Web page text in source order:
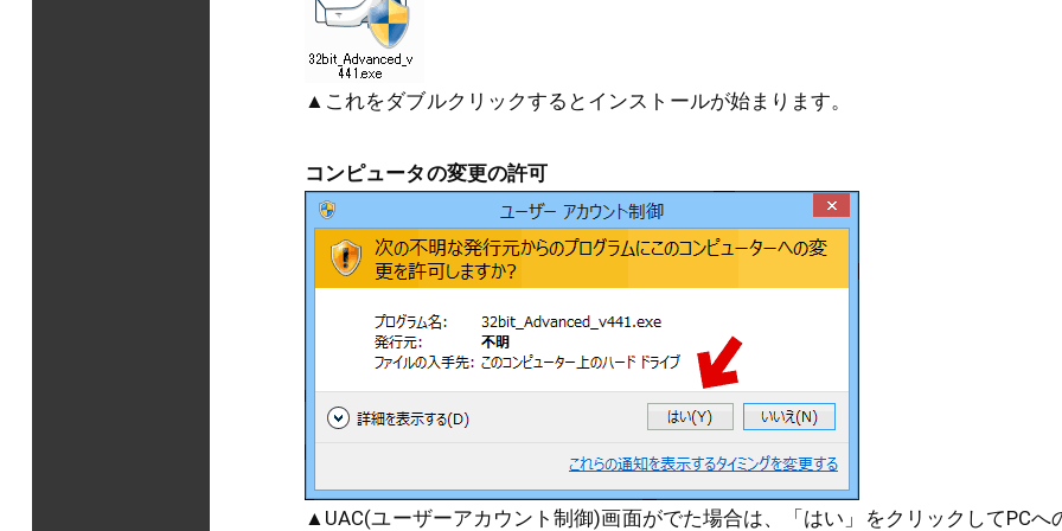
▲これをダブルクリックするとインストールが始まります。
コンピュータの変更の許可
▲UAC(ユーザーアカウント制御)画面がでた場合は、「はい」をクリックしてPCへ